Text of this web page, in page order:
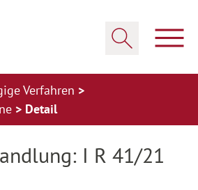
Verfahren
Detail
I R 41/21